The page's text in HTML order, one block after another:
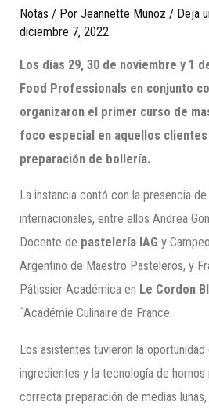
Notas / PorJeannette Munoz / Deja
diciembre 7, 2022
Los días 29, 30 de noviembre y 1
Food Professionals en conjunto
organizaron el primer curso de
foco especial en aquellos
preparación de bollería.
La instancia contó con la presencia
internacionales, entre ellos Andrea
Docente de pastelería IAG y
Argentino de Maestro Pasteleros, y
Pâtissier Académica en Le Cordon
´Académie Culinaire de France.
Los asistentes tuvieron la
ingredientes y la tecnología de hornos
correcta preparación de medias